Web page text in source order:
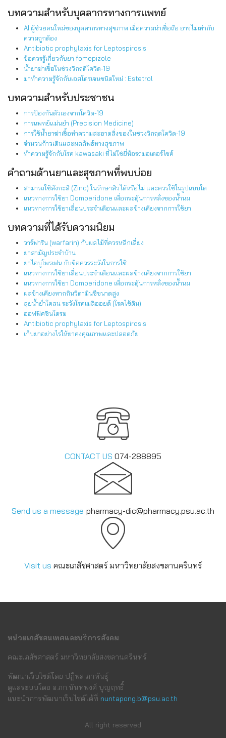
บทความสำหรับบุคลากรทางการแพทย์
AI ผู้ช่วยคนใหม่ของบุคลากรทางสุขภาพ เมื่อความน่าเชื่อถือ อาจไม่เท่ากับ
ความถูกต้อง
Antibiotic prophylaxis for Leptospirosis
ข้อควรรู้เกี่ยวกับยา fomepizole
น้ำยาฆ่าเชื้อในช่วงวิกฤติโควิด-19
มาทำความรู้จักกับเอสโตรเจนชนิดใหม่ : Estetrol
บทความสำหรับประชาชน
การป้องกันตัวเองจากโควิด-19
การแพทย์แม่นยำ (Precision Medicine)
การใช้น้ำยาฆ่าเชื้อทำความสะอาดสิ่งของในช่วงวิกฤตโควิด-19
จำนวนก้าวเดินและผลลัพธ์ทางสุขภาพ
ทำความรู้จักกับโรค kawasaki ที่ไม่ใช่ยี่ห้อรถมอเตอร์ไซค์
คำถามด้านยาและสุขภาพที่พบบ่อย
สามารถใช้สังกะสี (Zinc) ในรักษาสิวได้หรือไม่ และควรใช้ในรูปแบบใด
แนวทางการใช้ยา Domperidone เพื่อกระตุ้นการหลั่งของน้ำนม
แนวทางการใช้ยาเลื่อนประจำเดือนและผลข้างเคียงจากการใช้ยา
บทความที่ได้รับความนิยม
วาร์ฟาริน (warfarin) กับผลไม้ที่ควรหลีกเลี่ยง
ยาสามัญประจำบ้าน
ยาไอบูโพรเฟน กับข้อควรระวังในการใช้
แนวทางการใช้ยาเลื่อนประจำเดือนและผลข้างเคียงจากการใช้ยา
แนวทางการใช้ยา Domperidone เพื่อกระตุ้นการหลั่งของน้ำนม
ผลข้างเคียงหากกินวิตามินซีขนาดสูง
ลุยน้ำย่ำโคลน ระวังโรคเมลิออยด์ (โรคไข้ดิน)
ออฟฟิศซินโดรม
Antibiotic prophylaxis for Leptospirosis
เก็บยาอย่างไรให้ยาคงคุณภาพและปลอดภัย
CONTACT US 074-288895
Send us a message pharmacy-dic@pharmacy.psu.ac.th
Visit us คณะเภสัชศาสตร์ มหาวิทยาลัยสงขลานครินทร์
หน่วยเภสัชสนเทศและบริการสังคม
คณะเภสัชศาสตร์ มหาวิทยาลัยสงขลานครินทร์
พัฒนาเว็บไซต์โดย ปฏิพล ภาพันธุ์
ดูแลระบบโดย อ.ภก.นันทพงศ์ บุญฤทธิ์
แนะนำการพัฒนาเว็บไซต์ได้ที่ nuntapong.b@psu.ac.th
All right reserved